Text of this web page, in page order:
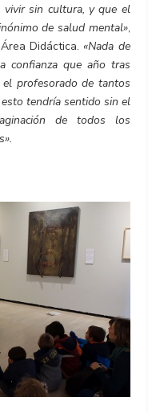
vivir sin cultura, y que el
de salud mental»,
Didáctica. «Nada de
confianza que año tras
profesorado de tantos
tendría sentido sin el
de todos los